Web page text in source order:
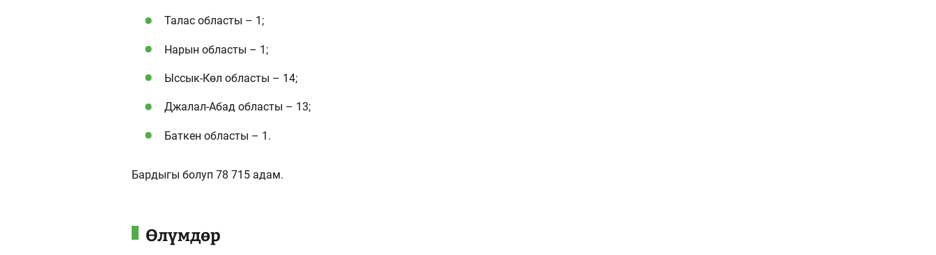
Талас областы – 1;
Нарын областы – 1;
Ыссык-Көл областы – 14;
Джалал-Абад областы – 13;
Баткен областы – 1.
Бардыгы болуп 78 715 адам.
Өлүмдөр